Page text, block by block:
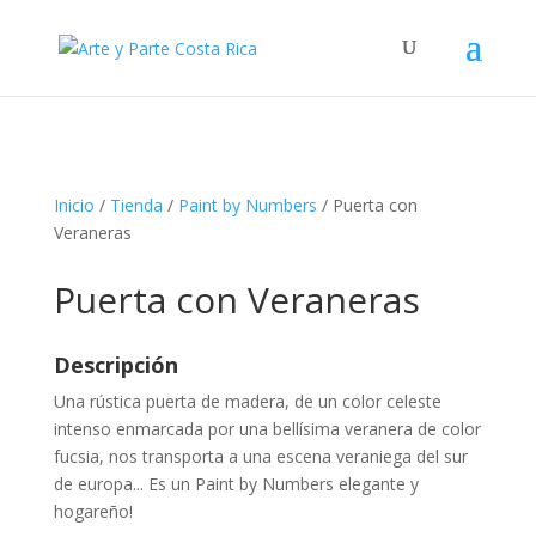
Inicio / Tienda / Paint by Numbers / Puerta con
Veraneras
Puerta con Veraneras
Descripción
Una rústica puerta de madera, de un color celeste
intenso enmarcada por una bellísima veranera de color
fucsia, nos transporta a una escena veraniega del sur
de europa... Es un Paint by Numbers elegante y
hogareño!